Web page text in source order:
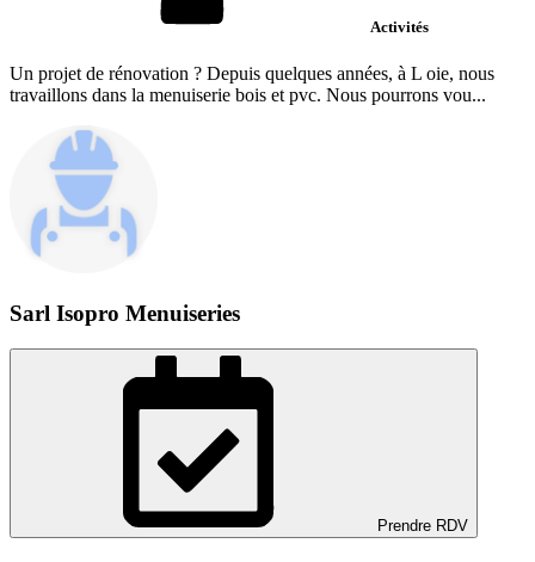
Activités
Un projet de rénovation ? Depuis quelques années, à L oie, nous
travaillons dans la menuiserie bois et pvc. Nous pourrons vou...
Sarl Isopro Menuiseries
Prendre RDV